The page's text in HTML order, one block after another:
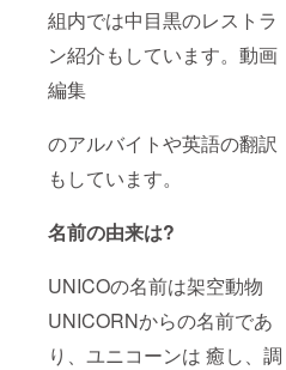
組内では中目黒のレストラ
ン紹介もしています。動画
編集
のアルバイトや英語の翻訳
もしています。
名前の由来は?
UNICOの名前は架空動物
UNICORNからの名前であ
り、ユニコーンは 癒し、調